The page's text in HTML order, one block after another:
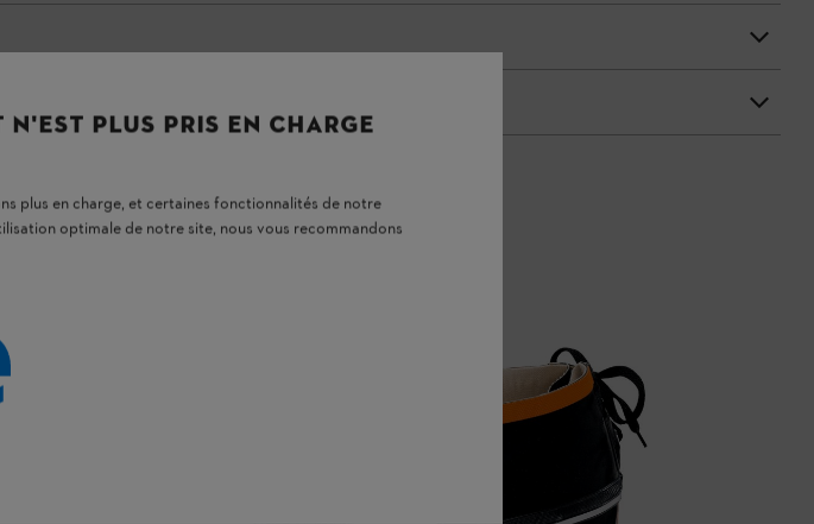
N'EST PLUS PRIS EN CHARGE
plus en charge, et certaines fonctionnalités de notre
optimale de notre site, nous vous recommandons